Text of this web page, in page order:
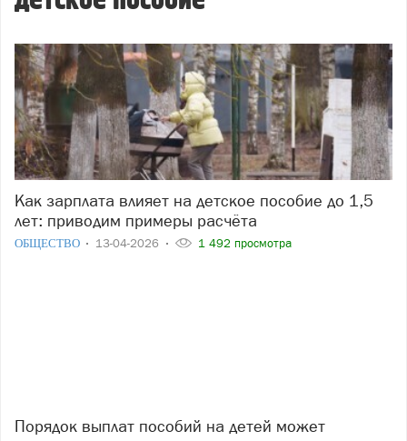
Как зарплата влияет на детское пособие до 1,5
лет: приводим примеры расчёта
ОБЩЕСТВО 13-04-2026 1 492 просмотра
Порядок выплат пособий на детей может